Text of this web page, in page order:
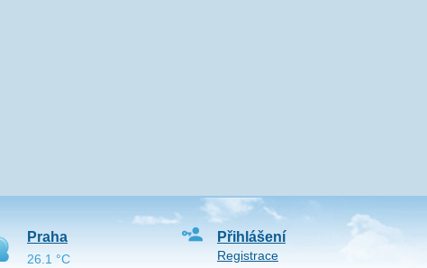
Přihlášení
Registrace
Praha
26.1 °C